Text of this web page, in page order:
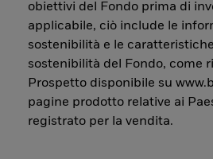
obiettivi del Fondo prima di
applicabile, ciò include le
sostenibilità e le
sostenibilità del Fondo, come
Prospetto disponibile su
pagine prodotto relative ai
registrato per la vendita.